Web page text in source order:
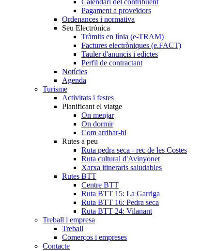
Calendari del contribuent
Pagament a proveïdors
Ordenances i normativa
Seu Electrònica
Tràmits en línia (e-TRAM)
Factures electròniques (e.FACT)
Tauler d'anuncis i edictes
Perfil de contractant
Notícies
Agenda
Turisme
Activitats i festes
Planificant el viatge
On menjar
On dormir
Com arribar-hi
Rutes a peu
Ruta pedra seca - rec de les Costes
Ruta cultural d'Avinyonet
Xarxa itineraris saludables
Rutes BTT
Centre BTT
Ruta BTT 15: La Garriga
Ruta BTT 16: Pedra seca
Ruta BTT 24: Vilanant
Treball i empresa
Treball
Comerços i empreses
Contacte